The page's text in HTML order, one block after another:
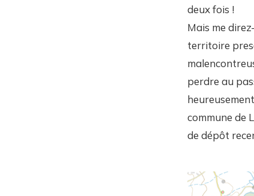
deux fois !
Mais me
territoire
perdre au
commune de
de dépôt